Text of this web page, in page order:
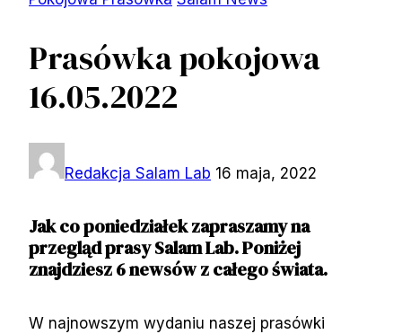
Prasówka pokojowa
16.05.2022
Redakcja Salam Lab 16 maja, 2022
Jak co poniedziałek zapraszamy na
przegląd prasy Salam Lab. Poniżej
znajdziesz 6 newsów z całego świata.
W najnowszym wydaniu naszej prasówki